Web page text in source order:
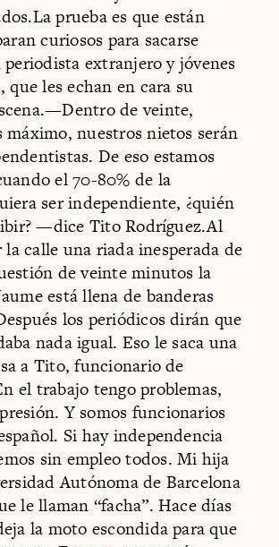
prueba es que están
curiosos para sacarse
extranjero y jóvenes
que les echan en cara su
de veinte,
nuestros nietos serán
De eso estamos
el 70-80% de la
ser independiente, ¿quién
—dice Tito Rodríguez.Al
calle una riada inesperada de
de veinte minutos la
está llena de banderas
los periódicos dirán que
nada igual. Eso le saca una
a Tito, funcionario de
el trabajo tengo problemas,
Y somos funcionarios
Si hay independencia
sin empleo todos. Mi hija
Autónoma de Barcelona
le llaman “facha”. Hace días
la moto escondida para que